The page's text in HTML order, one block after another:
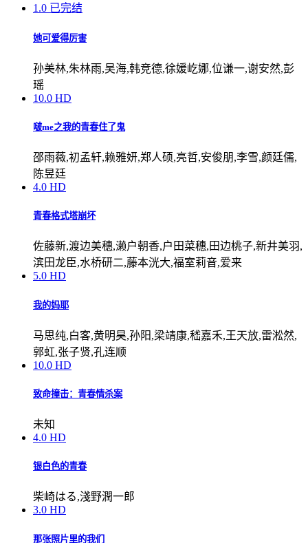
1.0 已完结
她可爱得厉害
孙美林,朱林雨,吴海,韩竞德,徐媛屹娜,位谦一,谢安然,彭
瑶
10.0 HD
啵me之我的青春住了鬼
邵雨薇,初孟轩,赖雅妍,郑人硕,亮哲,安俊朋,李雪,颜廷儒,
陈昱廷
4.0 HD
青春格式塔崩坏
佐藤新,渡边美穗,濑户朝香,户田菜穗,田边桃子,新井美羽,
滨田龙臣,水桥研二,藤本洸大,福室莉音,爱来
5.0 HD
我的妈耶
马思纯,白客,黄明昊,孙阳,梁靖康,嵇嘉禾,王天放,雷淞然,
郭虹,张子贤,孔连顺
10.0 HD
致命撞击：青春情杀案
未知
4.0 HD
银白色的青春
柴崎はる,淺野潤一郎
3.0 HD
那张照片里的我们